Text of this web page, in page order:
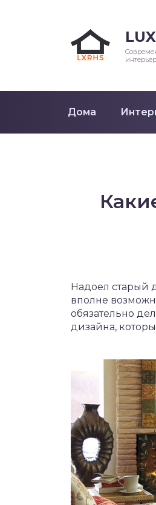
Дома
Надоел старый
вполне
обязательно
дизайна,